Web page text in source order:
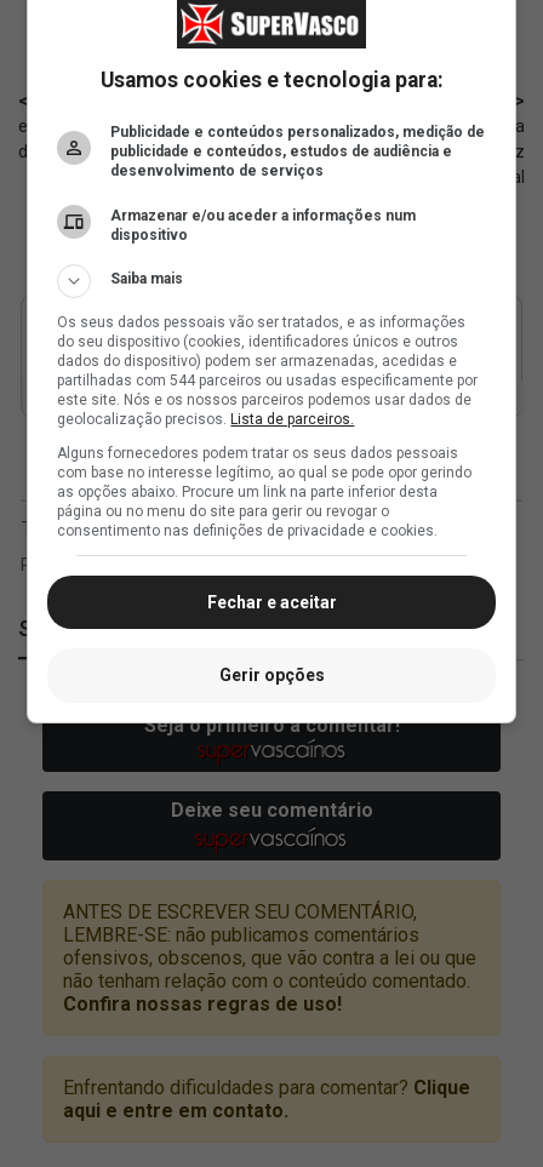
< Anterior
eSports: Vasco joga a rodada 15
da FFWS BR de Free Fire; assista
Próximo >
Negociação com Arboleda
poderia envolver jogadores, diz
canal
SuperVasco
Usamos cookies e tecnologia para:
Publicidade e conteúdos personalizados, medição de
publicidade e conteúdos, estudos de audiência e
desenvolvimento de serviços
Armazenar e/ou aceder a informações num
dispositivo
Saiba mais
Os seus dados pessoais vão ser tratados, e as informações
do seu dispositivo (cookies, identificadores únicos e outros
dados do dispositivo) podem ser armazenadas, acedidas e
partilhadas com 544 parceiros ou usadas especificamente por
este site. Nós e os nossos parceiros podemos usar dados de
geolocalização precisos.Lista de parceiros.
Alguns fornecedores podem tratar os seus dados pessoais
com base no interesse legítimo, ao qual se pode opor gerindo
as opções abaixo. Procure um link na parte inferior desta
página ou no menu do site para gerir ou revogar o
consentimento nas definições de privacidade e cookies.
Fechar e aceitar
Gerir opções